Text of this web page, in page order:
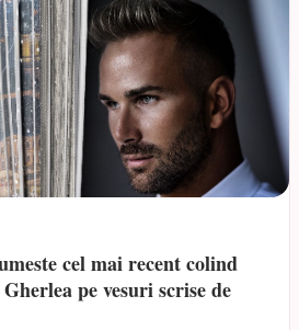
cel mai recent colind
pe vesuri scrise de